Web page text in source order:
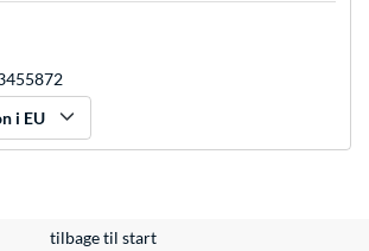
i EU
tilbage til start